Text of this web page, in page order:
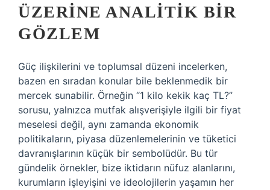
ÜZERINE ANALITIK BIR
GÖZLEM
Güç ilişkilerini ve toplumsal düzeni incelerken,
bazen en sıradan konular bile beklenmedik bir
mercek sunabilir. Örneğin “1 kilo kekik kaç TL?”
sorusu, yalnızca mutfak alışverişiyle ilgili bir fiyat
meselesi değil, aynı zamanda ekonomik
politikaların, piyasa düzenlemelerinin ve tüketici
davranışlarının küçük bir sembolüdür. Bu tür
gündelik örnekler, bize iktidarın nüfuz alanlarını,
kurumların işleyişini ve ideolojilerin yaşamın her